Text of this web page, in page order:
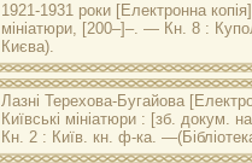
1921-1931 роки [Електронна
мініатюри, [200–]–. — Кн. 8 :
Києва).
Лазні Терехова-Бугайова
Київські мініатюри : [зб. докум.
Кн. 2 : Київ. кн. ф-ка.